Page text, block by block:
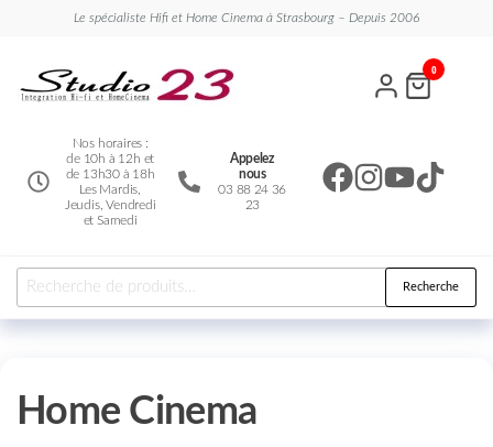
Le spécialiste Hifi et Home Cinema à Strasbourg – Depuis 2006
Nos horaires :
de 10h à 12h et
de 13h30 à 18h
Les Mardis,
Jeudis, Vendredi
et Samedi
Appelez
nous
03 88 24 36
23
0
Recherche
Home Cinema